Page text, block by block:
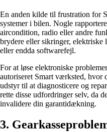
En anden kilde til frustration for
systemer i bilen. Nogle
aircondition, radio eller andre
brydere eller sikringer, elektriske
eller endda softwarefejl.
For at løse elektroniske
autoriseret Smart værksted, hvor
udstyr til at diagnosticere og
rette disse udfordringer selv, da
invalidere din garantidækning.
3.